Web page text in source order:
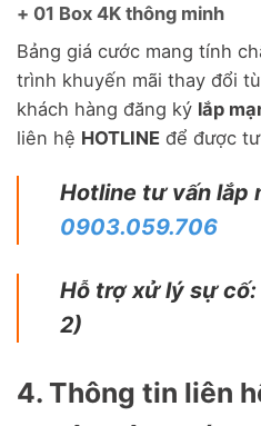
+ 01 Box 4K thông minh
Bảng giá cước mang tính
trình khuyến mãi thay đổi
khách hàng đăng ký lắp
liên hệ HOTLINE để được
Hotline tư vấn lắp
0903.059.706
Hỗ trợ xử lý sự
2)
4. Thông tin liên